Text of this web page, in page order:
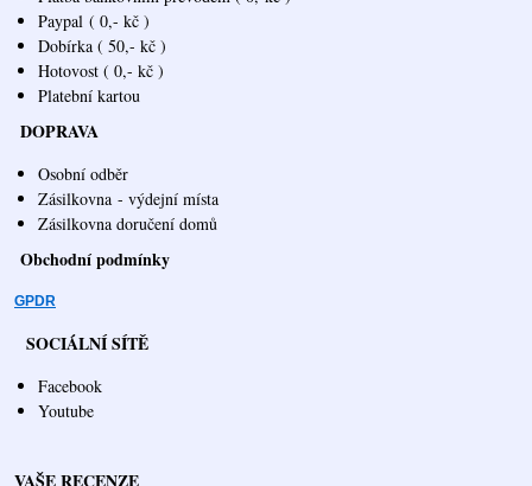
Paypal ( 0,- kč )
Dobírka ( 50,- kč )
Hotovost ( 0,- kč )
Platební kartou
DOPRAVA
Osobní odběr
Zásilkovna - výdejní místa
Zásilkovna doručení domů
Obchodní podmínky
GPDR
SOCIÁLNÍ SÍTĚ
Facebook
Youtube
VAŠE RECENZE